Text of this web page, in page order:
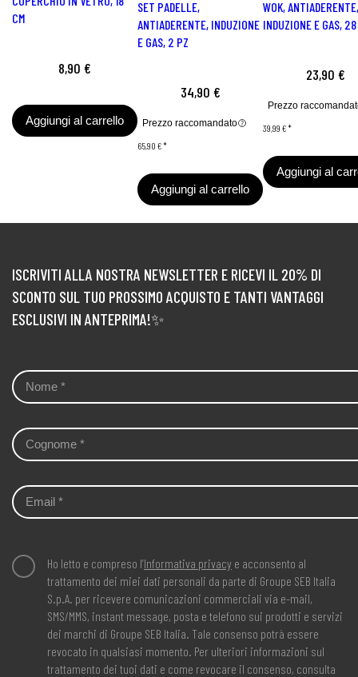
CM
8,90 €
Aggiungi al carrello
SET PADELLE,
ANTIADERENTE, INDUZIONE
E GAS, 2 PZ
34,90 €
Prezzo raccomandato
65,90 €*
Aggiungi al carrello
WOK, ANTIADERENTE,
INDUZIONE E GAS,
23,90 €
Prezzo
39,99 €*
Aggiungi al
ISCRIVITI ALLA NOSTRA NEWSLETTER E RICEVI IL 20% DI
SCONTO SUL TUO PROSSIMO ACQUISTO E TANTI VANTAGGI
ESCLUSIVI IN ANTEPRIMA!✨
Ho letto e compreso l’Informativa privacy e acconsento al
trattamento dei miei dati personali da parte di Groupe SEB Italia
S.p.A. per ricevere comunicazioni commerciali via e-mail,
SMS/MMS, instant message, posta e telefono sui prodotti e servizi
dei marchi di Groupe SEB Italia. Tale consenso potrà essere
revocato in qualsiasi momento. Per ulteriori informazioni sul
trattamento dei tuoi dati e come revocare il consenso, consulta